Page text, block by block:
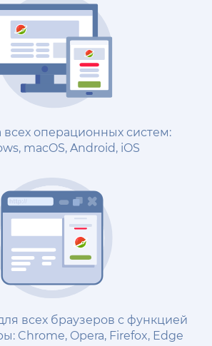
операционных систем:
macOS, Android, iOS
всех браузеров с функцией
Chrome, Opera, Firefox, Edge